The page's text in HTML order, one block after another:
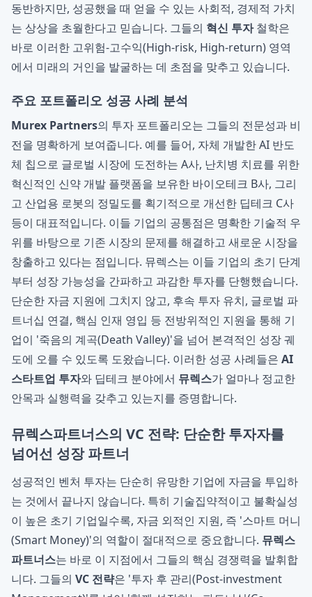
동반하지만, 성공했을 때 얻을 수 있는 사회적, 경제적 가치
는 상상을 초월한다고 믿습니다. 그들의 혁신 투자철학은
바로 이러한 고위험-고수익(High-risk, High-return) 영역
에서 미래의 거인을 발굴하는 데 초점을 맞추고 있습니다.
주요 포트폴리오 성공 사례 분석
Murex Partners의 투자 포트폴리오는 그들의 전문성과 비
전을 명확하게 보여줍니다. 예를 들어, 자체 개발한 AI 반도
체 칩으로 글로벌 시장에 도전하는 A사, 난치병 치료를 위한
혁신적인 신약 개발 플랫폼을 보유한 바이오테크 B사, 그리
고 산업용 로봇의 정밀도를 획기적으로 개선한 딥테크 C사
등이 대표적입니다. 이들 기업의 공통점은 명확한 기술적 우
위를 바탕으로 기존 시장의 문제를 해결하고 새로운 시장을
창출하고 있다는 점입니다. 뮤렉스는 이들 기업의 초기 단계
부터 성장 가능성을 간파하고 과감한 투자를 단행했습니다.
단순한 자금 지원에 그치지 않고, 후속 투자 유치, 글로벌 파
트너십 연결, 핵심 인재 영입 등 전방위적인 지원을 통해 기
업이 '죽음의 계곡(Death Valley)'을 넘어 본격적인 성장 궤
도에 오를 수 있도록 도왔습니다. 이러한 성공 사례들은 AI
스타트업 투자와 딥테크 분야에서 뮤렉스가 얼마나 정교한
안목과 실행력을 갖추고 있는지를 증명합니다.
뮤렉스파트너스의 VC 전략: 단순한 투자자를
넘어선 성장 파트너
성공적인 벤처 투자는 단순히 유망한 기업에 자금을 투입하
는 것에서 끝나지 않습니다. 특히 기술집약적이고 불확실성
이 높은 초기 기업일수록, 자금 외적인 지원, 즉 '스마트 머니
(Smart Money)'의 역할이 절대적으로 중요합니다. 뮤렉스
파트너스는 바로 이 지점에서 그들의 핵심 경쟁력을 발휘합
니다. 그들의 VC 전략은 '투자 후 관리(Post-investment